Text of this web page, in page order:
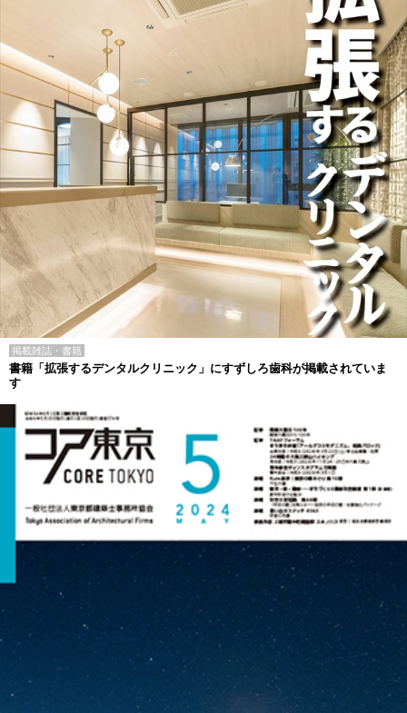
掲載雑誌・書籍
書籍「拡張するデンタルクリニック」にすずしろ歯科が掲載されていま
す